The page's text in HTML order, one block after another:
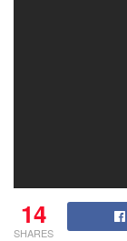
14
SHARES